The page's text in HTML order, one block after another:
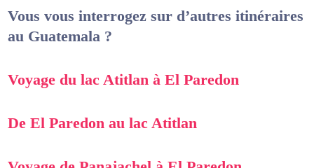
Vous vous interrogez sur d’autres itinéraires
au Guatemala ?
Voyage du lac Atitlan à El Paredon
De El Paredon au lac Atitlan